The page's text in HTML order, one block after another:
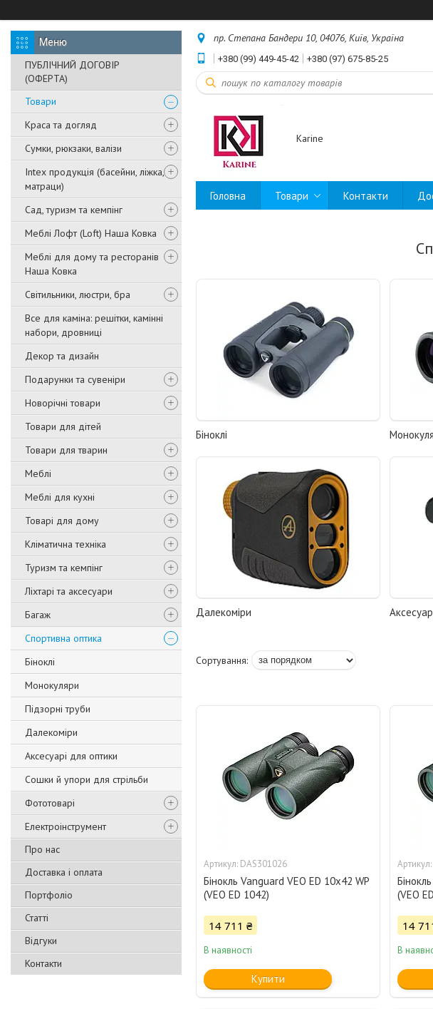
ПУБЛІЧНИЙ ДОГОВІР
(ОФЕРТА)
Товари
Краса та догляд
Сумки, рюкзаки, валізи
Intex продукція (басейни, ліжка,
матраци)
Сад, туризм та кемпінг
Меблі Лофт (Loft) Наша Ковка
Меблі для дому та ресторанів
Наша Ковка
Світильники, люстри, бра
Все для каміна: решітки, камінні
набори, дровниці
Декор та дизайн
Подарунки та сувеніри
Новорічні товари
Товари для дітей
Товари для тварин
Меблі
Меблі для кухні
Товарі для дому
Кліматична техніка
Туризм та кемпінг
Ліхтарі та аксесуари
Багаж
Спортивна оптика
Біноклі
Монокуляри
Підзорні труби
Далекоміри
Аксесуарі для оптики
Сошки й упори для стрільби
Фототоварі
Електроінструмент
Про нас
Доставка і оплата
Портфоліо
Статті
Відгуки
Контакти
пр. Степана Бандери 10, 04076, Київ, Україна
+380 (99) 449-45-42 +380 (97) 675-85-25
Karine
Головна Товари Контакти
Біноклі
Далекоміри
DAS301026
Бінокль Vanguard VEO ED 10x42 WP
(VEO ED 1042)
14 711 ₴
В наявності
Купити
(VEO
14
В